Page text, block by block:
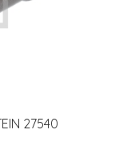
27540